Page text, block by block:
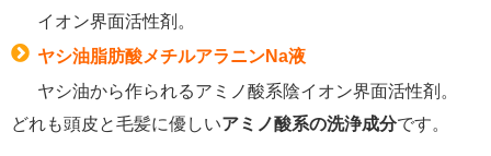
イオン界面活性剤。
ヤシ油脂肪酸メチルアラニンNa液
ヤシ油から作られるアミノ酸系陰イオン界面活性剤。
どれも頭皮と毛髪に優しいアミノ酸系の洗浄成分です。